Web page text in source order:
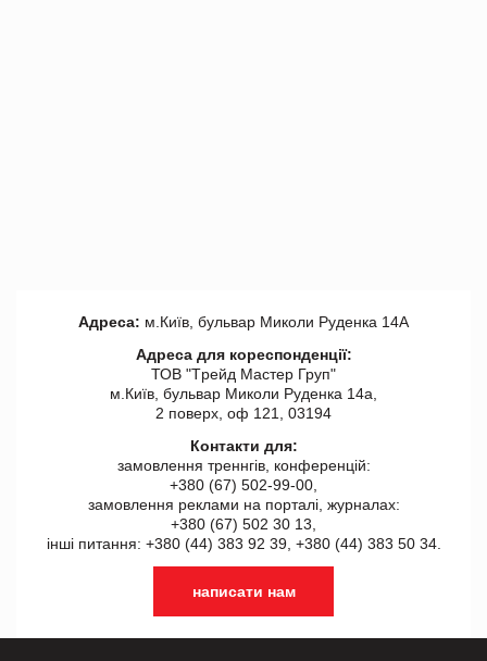
Адреса: м.Київ, бульвар Миколи Руденка 14А
Адреса для кореспонденції:
ТОВ "Tрейд Мастер Груп"
м.Київ, бульвар Миколи Руденка 14а,
2 поверх, оф 121, 03194
Контакти для:
замовлення треннгів, конференцій:
+380 (67) 502-99-00,
замовлення реклами на порталі, журналах:
+380 (67) 502 30 13,
інші питання: +380 (44) 383 92 39, +380 (44) 383 50 34.
написати нам